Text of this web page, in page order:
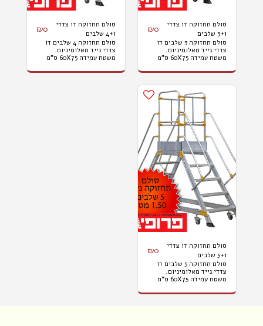
סולם תחזוקה דו צדדי
3+1 שלבים
₪0
סולם תחזוקה 3 שלבים דו
צדדי נייד מאלומיניום.
משטח עמידה 60X75 ס"מ
לא כולל הובלות והתקנות.
סולם תחזוקה דו צדדי
4+1 שלבים
₪0
סולם תחזוקה 4 שלבים דו
צדדי נייד מאלומיניום.
משטח עמידה 60X75 ס"מ
לא כולל הובלות והתקנות.
סולם תחזוקה דו צדדי
5+1 שלבים
₪0
סולם תחזוקה 5 שלבים דו
צדדי נייד מאלומיניום.
משטח עמידה 60X75 ס"מ
לא כולל הובלות והתקנות.